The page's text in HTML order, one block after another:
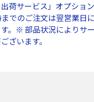
出荷サービス」オプショ
までのご注文は翌営業日
。※ 部品状況によりサ
ざいます。